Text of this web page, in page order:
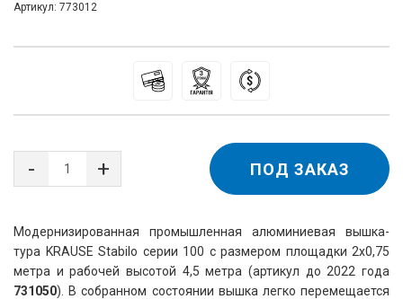
Артикул: 773012
Модернизированная промышленная алюминиевая вышка-
тура KRAUSE Stabilo серии 100 с размером площадки 2х0,75
метра и рабочей высотой 4,5 метра (артикул до 2022 года
731050). В собранном состоянии вышка легко перемещается
ПОД ЗАКАЗ